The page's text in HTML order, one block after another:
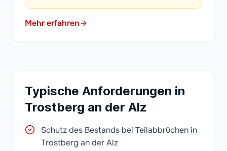
Mehr erfahren
Typische Anforderungen in
Trostberg an der Alz
Schutz des Bestands bei Teilabbrüchen in
Trostberg an der Alz